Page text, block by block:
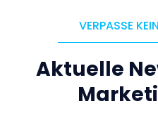
VERPASSE
Aktuelle